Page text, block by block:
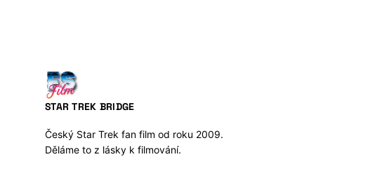
STAR TREK BRIDGE
Český Star Trek fan film od roku 2009.
Děláme to z lásky k filmování.